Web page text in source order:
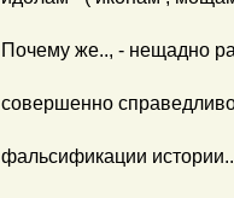
Почему же.., - нещадно
совершенно
фальсификации